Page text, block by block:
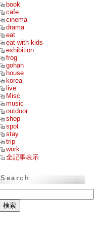
book
cafe
cinema
drama
eat
eat with kids
exhibition
frog
gohan
house
korea
live
Misc
music
outdoor
shop
spot
stay
trip
work
全記事表示
Search